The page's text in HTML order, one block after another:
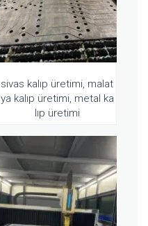
sivas kalıp üretimi, malat
ya kalıp üretimi, metal ka
lıp üretimi